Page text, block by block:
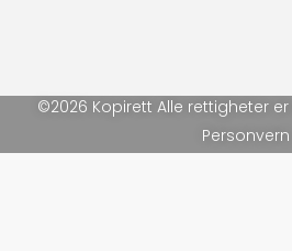
©2026 Kopirett Alle rettigheter
Personvern